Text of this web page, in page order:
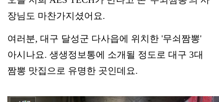
장님도 마찬가지셨어요.
여러분, 대구 달성군 다사읍에 위치한 '무쇠짬뽕'
아시나요. 생생정보통에 소개될 정도로 대구 3대
짬뽕 맛집으로 유명한 곳인데요.